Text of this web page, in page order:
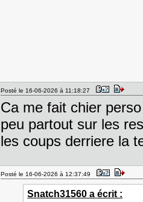
Posté le 16-06-2026 à 11:18:27
Ca me fait chier
peu partout sur les
les coups derriere la
Posté le 16-06-2026 à 12:37:49
Snatch31560 a écrit :